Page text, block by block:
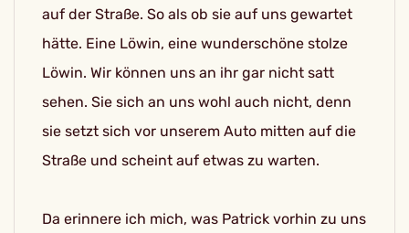
auf der Straße. So als ob sie auf uns gewartet
hätte. Eine Löwin, eine wunderschöne stolze
Löwin. Wir können uns an ihr gar nicht satt
sehen. Sie sich an uns wohl auch nicht, denn
sie setzt sich vor unserem Auto mitten auf die
Straße und scheint auf etwas zu warten.
Da erinnere ich mich, was Patrick vorhin zu uns